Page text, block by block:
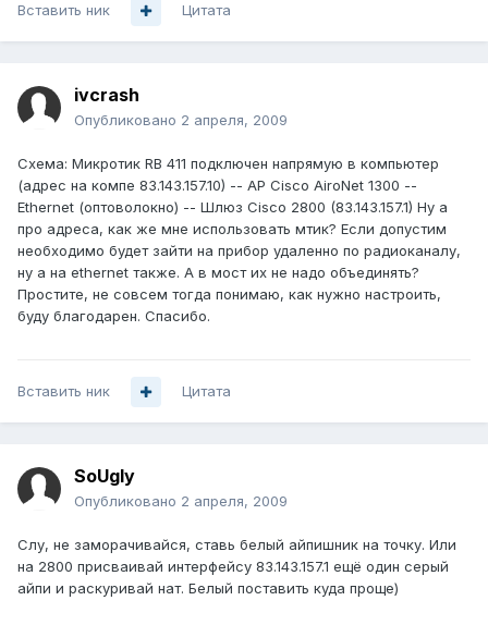
Вставить ник Цитата
ivcrash
Опубликовано 2 апреля, 2009
Схема: Микротик RB 411 подключен напрямую в компьютер
(адрес на компе 83.143.157.10) -- AP Cisco AiroNet 1300 --
Ethernet (оптоволокно) -- Шлюз Cisco 2800 (83.143.157.1) Ну а
про адреса, как же мне использовать мтик? Если допустим
необходимо будет зайти на прибор удаленно по радиоканалу,
ну а на ethernet также. А в мост их не надо объединять?
Простите, не совсем тогда понимаю, как нужно настроить,
буду благодарен. Спасибо.
Вставить ник Цитата
SoUgly
Опубликовано 2 апреля, 2009
Слу, не заморачивайся, ставь белый айпишник на точку. Или
на 2800 присваивай интерфейсу 83.143.157.1 ещё один серый
айпи и раскуривай нат. Белый поставить куда проще)